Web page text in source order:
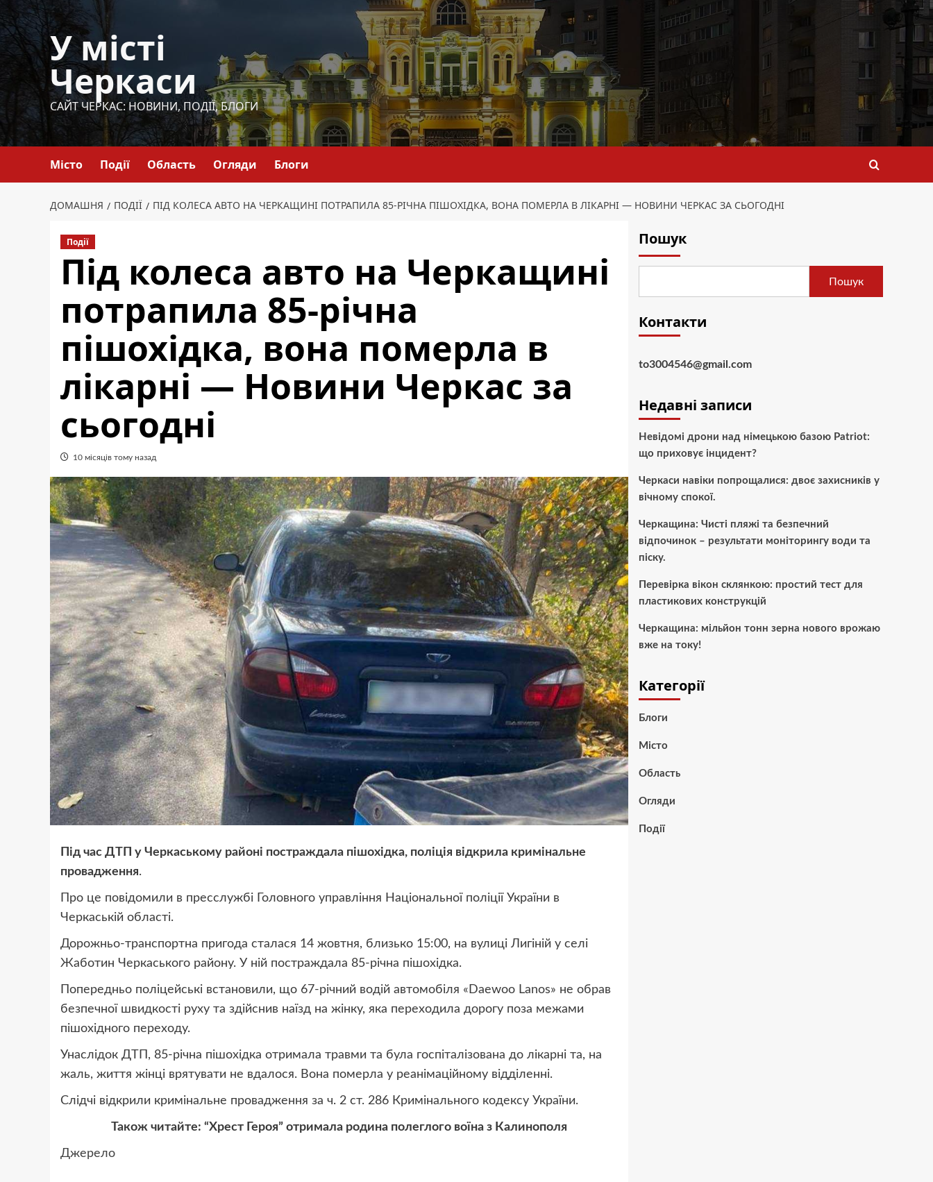
Перейти
до
вмісту
У місті
Черкаси
САЙТ ЧЕРКАС: НОВИНИ, ПОДІЇ, БЛОГИ
Місто Події Область Огляди Блоги
ДОМАШНЯ ПОДІЇ ПІД КОЛЕСА АВТО НА ЧЕРКАЩИНІ ПОТРАПИЛА 85-РІЧНА ПІШОХІДКА, ВОНА ПОМЕРЛА В ЛІКАРНІ — НОВИНИ ЧЕРКАС ЗА СЬОГОДНІ
Події
Під колеса авто на Черкащині
потрапила 85-річна
пішохідка, вона померла в
лікарні — Новини Черкас за
сьогодні
10 місяців тому назад
Під час ДТП у Черкаському районі постраждала пішохідка, поліція відкрила кримінальне
провадження.
Про це повідомили в пресслужбі Головного управління Національної поліції України в
Черкаській області.
Дорожньо-транспортна пригода сталася 14 жовтня, близько 15:00, на вулиці Лигіній у селі
Жаботин Черкаського району. У ній постраждала 85-річна пішохідка.
Попередньо поліцейські встановили, що 67-річний водій автомобіля «Daewoo Lanos» не обрав
безпечної швидкості руху та здійснив наїзд на жінку, яка переходила дорогу поза межами
пішохідного переходу.
Унаслідок ДТП, 85-річна пішохідка отримала травми та була госпіталізована до лікарні та, на
жаль, життя жінці врятувати не вдалося. Вона померла у реанімаційному відділенні.
Слідчі відкрили кримінальне провадження за ч. 2 ст. 286 Кримінального кодексу України.
Також читайте: “Хрест Героя” отримала родина полеглого воїна з Калинополя
Джерело
Пошук
Пошук
Контакти
to3004546@gmail.com
Недавні записи
Невідомі дрони над німецькою базою Patriot:
що приховує інцидент?
Черкаси навіки попрощалися: двоє захисників у
вічному спокої.
Черкащина: Чисті пляжі та безпечний
відпочинок – результати моніторингу води та
піску.
Перевірка вікон склянкою: простий тест для
пластикових конструкцій
Черкащина: мільйон тонн зерна нового врожаю
вже на току!
Категорії
Блоги
Місто
Область
Огляди
Події